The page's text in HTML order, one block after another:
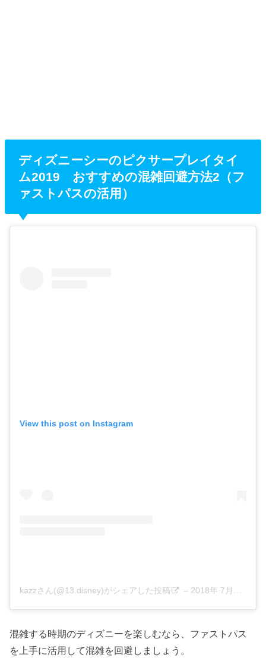
ディズニーシーのピクサープレイタイ
ム2019 おすすめの混雑回避方法2（フ
ァストパスの活用）
View this post on Instagram
kazzさん(@13.disney)がシェアした投稿 – 2018年 7月月23日午後8時07分PDT
混雑する時期のディズニーを楽しむなら、ファストパス
を上手に活用して混雑を回避しましょう。